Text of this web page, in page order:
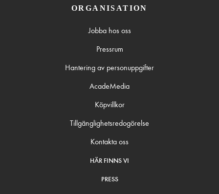
ORGANISATION
Jobba hos oss
Pressrum
Hantering av personuppgifter
AcadeMedia
Köpvillkor
Tillgänglighetsredogörelse
Kontakta oss
HÄR FINNS VI
PRESS